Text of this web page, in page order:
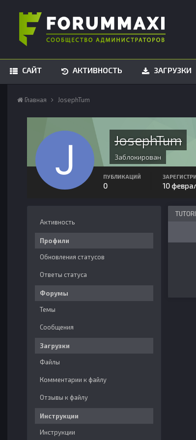
САЙТ АКТИВНОСТЬ ЗАГРУЗКИ
Главная JosephTum
JosephTum
Заблокирован
ПУБЛИКАЦИЙ
0 10
Активность
Профили
Обновления статусов
Ответы статуса
Форумы
Темы
Сообщения
Загрузки
Файлы
Комментарии к файлу
Отзывы к файлу
Инструкции
Инструкции